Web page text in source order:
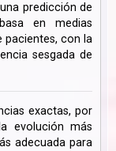
predicción de
en medias
pacientes, con la
sesgada de
exactas, por
evolución más
adecuada para